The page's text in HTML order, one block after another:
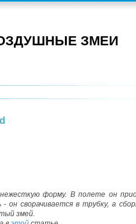
ЗМЕИ
форму. В полете он
он сворачивается в трубку, а
змей.